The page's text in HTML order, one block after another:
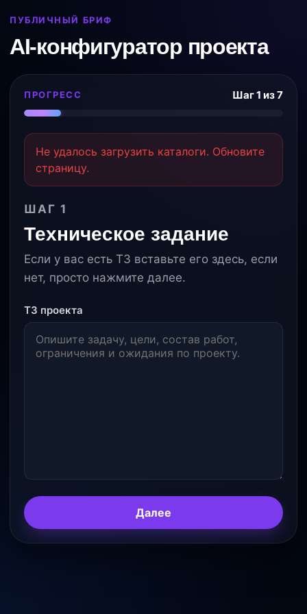
ПУБЛИЧНЫЙ БРИФ
AI-конфигуратор проекта
ПРОГРЕСС Шаг 1 из 7
Не удалось загрузить каталоги. Обновите
страницу.
ШАГ 1
Техническое задание
Если у вас есть ТЗ вставьте его здесь, если
нет, просто нажмите далее.
ТЗ проекта
Далее